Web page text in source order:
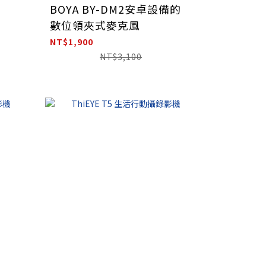
BOYA BY-DM2安卓設備的
數位領夾式麥克風
NT$1,900
NT$3,100